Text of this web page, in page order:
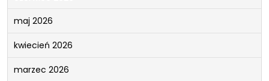
maj 2026
kwiecień 2026
marzec 2026